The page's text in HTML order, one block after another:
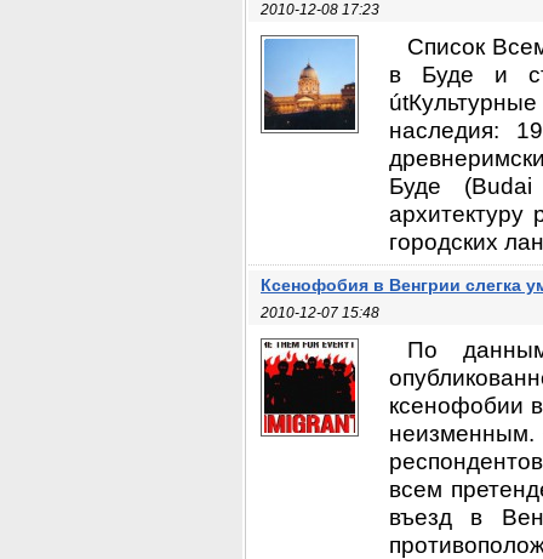
2010-12-08 17:23
Список
в Буде и
наследия:
Буде
городских
Ксенофобия в Венгрии слегка
2010-12-07 15:48
По данным
ксенофобии
неизменным.
всем
въезд в